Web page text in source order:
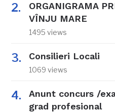
ORGANIGRAMA
VÎNJU MARE
1495 views
Consilieri Locali
1069 views
Anunt concurs /
grad profesional